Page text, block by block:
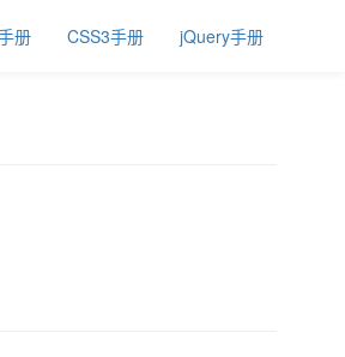
册 CSS3手册 jQuery手册